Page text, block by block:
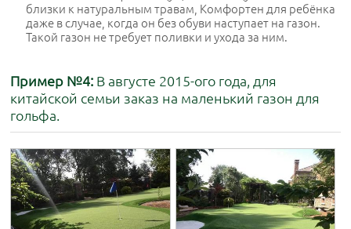
близки к натуральным травам, Комфортен для ребёнка
даже в случае, когда он без обуви наступает на газон.
Такой газон не требует поливки и ухода за ним.
Пример №4: В августе 2015-ого года, для
китайской семьи заказ на маленький газон для
гольфа.